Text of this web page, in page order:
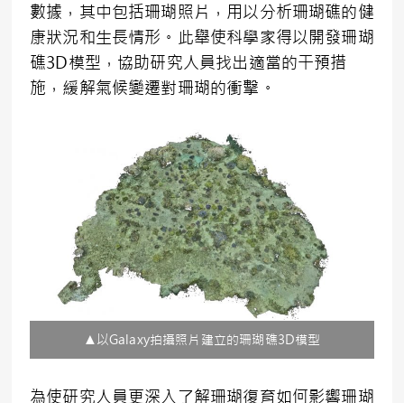
數據，其中包括珊瑚照片，用以分析珊瑚礁的健
康狀況和生長情形。此舉使科學家得以開發珊瑚
礁3D模型，協助研究人員找出適當的干預措
施，緩解氣候變遷對珊瑚的衝擊。
▲以Galaxy拍攝照片建立的珊瑚礁3D模型
為使研究人員更深入了解珊瑚復育如何影響珊瑚